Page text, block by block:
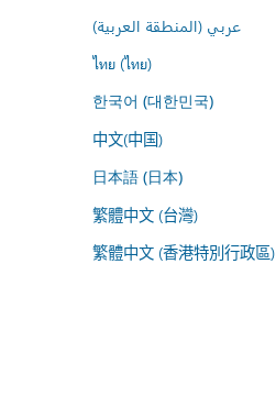
عربي (المنطقة العربية)
ไทย (ไทย)
한국어 (대한민국)
中文(中国)
日本語 (日本)
繁體中文 (台灣)
繁體中文 (香港特別行政區)